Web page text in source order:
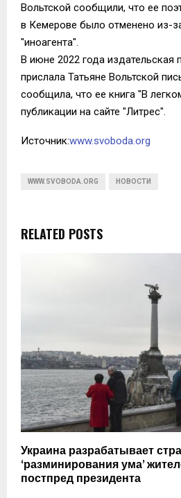
Вольтской сообщили, что ее
в Кемерове было отменено из-
"иноагента".
В июне 2022 года издательская
прислала Татьяне Вольтской
сообщила, что ее книга "В
публикации на сайте "Литрес".
Источник:www.svoboda.org
WWW.SVOBODA.ORG НОВОСТИ
RELATED POSTS
Украина разрабатывает
‘разминирования ума’
постпред президента